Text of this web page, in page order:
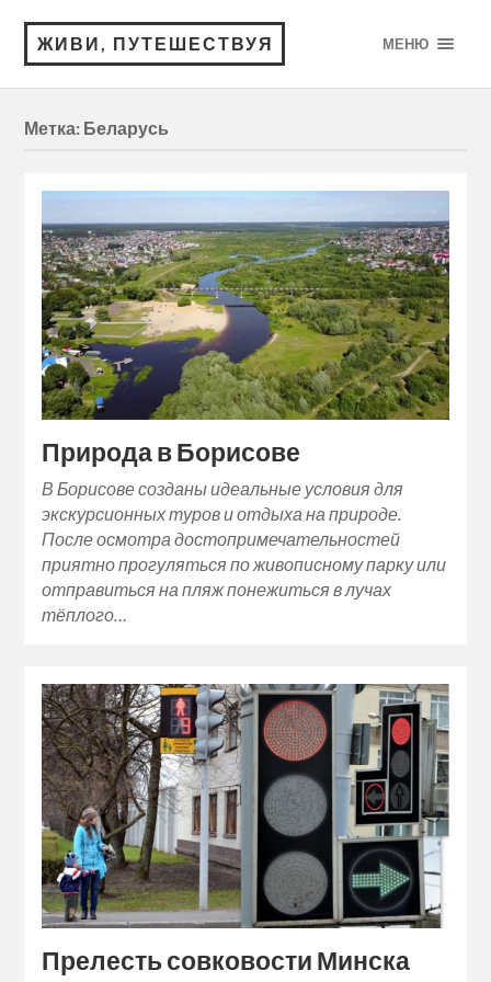
ЖИВИ, ПУТЕШЕСТВУЯ МЕНЮ
Метка: Беларусь
Природа в Борисове
В Борисове созданы идеальные условия для
экскурсионных туров и отдыха на природе.
После осмотра достопримечательностей
приятно прогуляться по живописному парку или
отправиться на пляж понежиться в лучах
тёплого…
Прелесть совковости Минска